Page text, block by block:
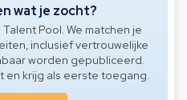
wat je zocht?
Pool. We matchen je
inclusief vertrouwelijke
worden gepubliceerd.
en krijg als eerste toegang.